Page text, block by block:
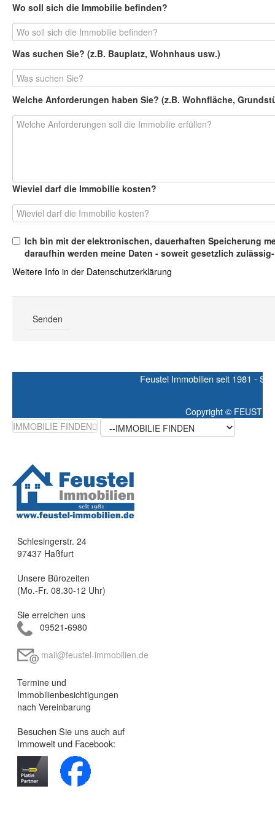
Wo soll sich die Immobilie befinden?
Was suchen Sie? (z.B. Bauplatz, Wohnhaus usw.)
Welche Anforderungen haben Sie? (z.B. Wohnfläche,
Wieviel darf die Immobilie kosten?
Ich bin mit der elektronischen, dauerhaften Speicherung
daraufhin werden meine Daten - soweit gesetzlich zulässig-
Weitere Info in der Datenschutzerklärung
Feustel Immobilien seit 1981 -
Copyright ©FEUSTEL
IMMOBILIE FINDEN
Schlesingerstr. 24
97437 Haßfurt
Unsere Bürozeiten
(Mo.-Fr. 08.30-12 Uhr)
Sie erreichen uns
09521-6980
mail@feustel-immobilien.de
Termine und
Immobilienbesichtigungen
nach Vereinbarung
Besuchen Sie uns auch auf
Immowelt und Facebook: